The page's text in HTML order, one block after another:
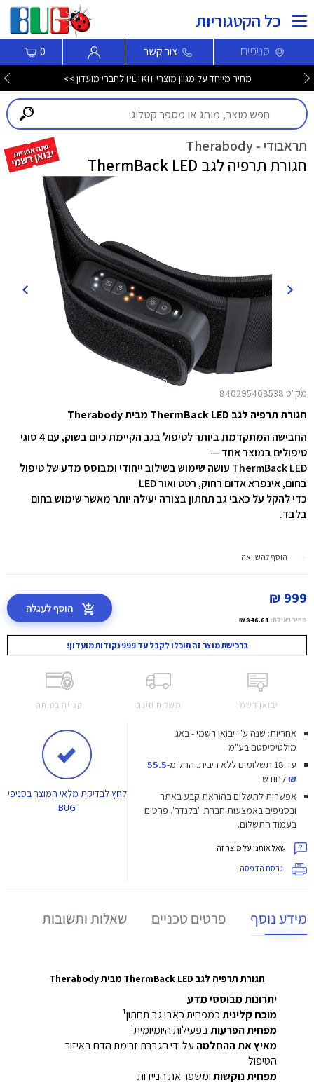
כל הקטגוריות
סניפים צור קשר 0
מחיר מיוחד על מגוון מוצרי PETKIT לחברי מועדון >>
תראבודי - Therabody
חגורת תרפיה לגב ThermBack LED
מק"ט 840295408538
חגורת תרפיה לגב ThermBack LED מבית Therabody
החבישה המתקדמת ביותר לטיפול בגב הקיימת כיום בשוק, עם 4 סוגי
טיפולים במוצר אחד —
ThermBack LED עושה שימוש בשילוב ייחודי ומבוסס מדע של טיפול
בחום, אינפרא אדום רחוק, רטט ואור LED
כדי להקל על כאבי גב תחתון בצורה יעילה יותר מאשר שימוש בחום
בלבד.
הוסף להשוואה
999 ₪
מחיר באילת: 846.61 ₪
הוסף לעגלה
ברכישת מוצר זה תוכלו לקבל עד 999 נקודות מועדון!
יבואן רשמי משלוח חינם קנייה בטוחה
אחריות: שנה ע"י יבואן רשמי - באג
מולטיסיסטם בע"מ
עד 18 תשלומים ללא ריבית.
החל מ-55.5
₪לחודש.
אפשרות לתשלום בהוראת קבע באתר
ובסניפים באמצעות חברת "בלנדר". פרטים
בעמוד התשלום.
שאל אותנו על מוצר זה
גרסת הדפסה
לחץלבדיקת מלאי המוצר בסניפי
BUG
מידע נוסף פרטים טכניים שאלות ותשובות
חגורת תרפיה לגב ThermBack LED מבית Therabody
יתרונות מבוססי מדע
מוכח קליניתכמפחית כאבי גב תחתון¹
מפחית הפרעותבפעילות היומיומית¹
מאיץ את ההחלמה על ידי הגברת זרימת הדם באיזור
הטיפול
מפחית נוקשותומשפר את הניידות